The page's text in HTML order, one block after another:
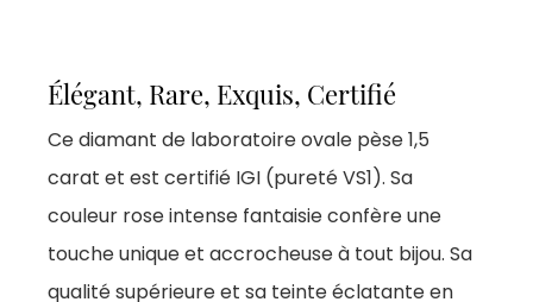
Élégant, Rare, Exquis, Certifié
Ce diamant de laboratoire ovale pèse 1,5
carat et est certifié IGI (pureté VS1). Sa
couleur rose intense fantaisie confère une
touche unique et accrocheuse à tout bijou. Sa
qualité supérieure et sa teinte éclatante en